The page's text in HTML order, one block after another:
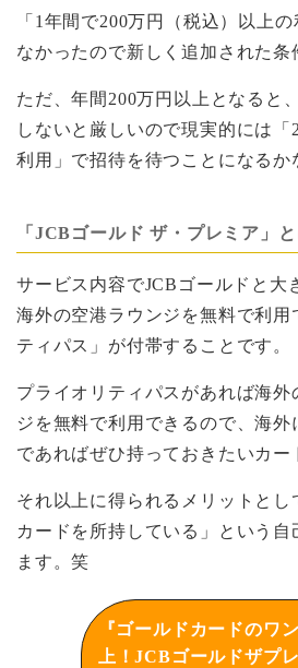
「1年間で200万円（税込）以上
なかったので新しく追加された条
ただ、年間200万円以上となると
しないと厳しいので現実的には「
利用」で招待を待つことになるか
「JCBゴールド ザ・プレミア」と
サービス内容でJCBゴールドと大
海外の空港ラウンジを無料で利用
ティパス」が付帯することです。
プライオリティパスがあれば海外
ジを無料で利用できるので、海
であればぜひ持っておきたいカー
それ以上に得られるメリットとし
カードを所持している」という自
ます。笑
『ゴールドカードのワ
上！JCBゴールドザプ